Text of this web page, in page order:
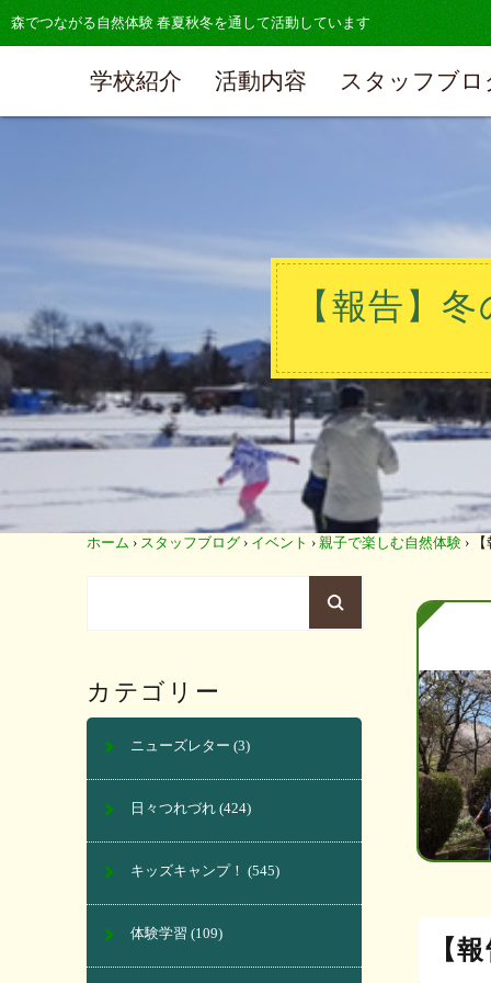
森でつながる自然体験 春夏秋冬を通して活動しています
学校紹介 活動内容 スタッフブロ
【報告】
ホーム › スタッフブログ › イベント › 親子で楽しむ自然体験 ›
【
カテゴリー
ニューズレター (3)
日々つれづれ (424)
キッズキャンプ！ (545)
体験学習 (109)